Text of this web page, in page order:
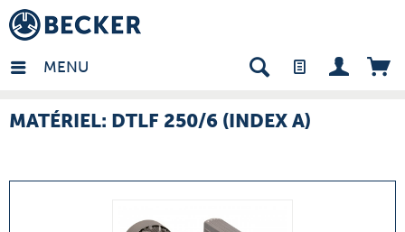
MENU
- FR
MATÉRIEL: DTLF 250/6 (INDEX A)